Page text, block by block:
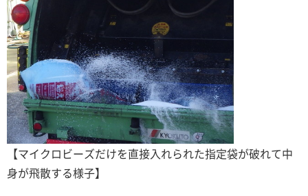
【マイクロビーズだけを直接入れられた指定袋が破れて中
身が飛散する様子】